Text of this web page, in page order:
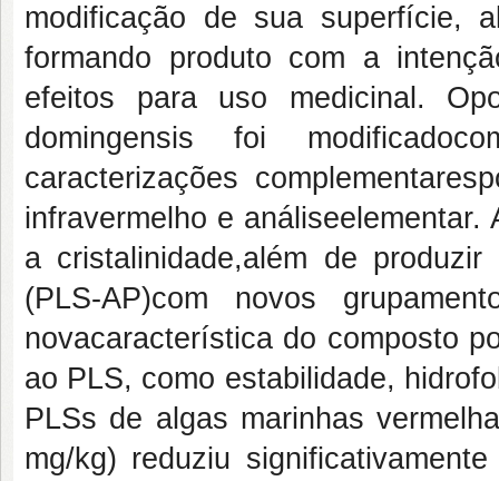
modificação de sua superfície,
formando produto com a
efeitos para uso medicinal.
domingensis foi
caracterizações
infravermelho e
a cristalinidade,além de
(PLS-AP)com novos
novacaracterística do composto
ao PLS, como estabilidade,
PLSs de algas marinhas
mg/kg) reduziu